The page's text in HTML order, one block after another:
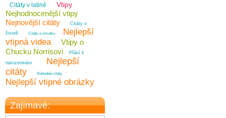
Citáty v latině Vtipy
Nejhodnocenější vtipy
Nejnovější citáty
Citáty o
životě
Citáty o smutku
Nejlepší
vtipná videa
Vtipy o
Chucku Norrisovi
Přání k
narozeninám
Nejlepší
citáty
Náhodné citáty
Nejlepší vtipné obrázky
Zajímavé: